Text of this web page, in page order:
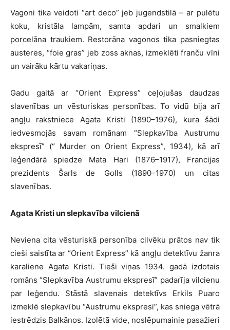
Vagoni tika veidoti “art deco” jeb jugendstilā – ar pulētu
koku, kristāla lampām, samta apdari un smalkiem
porcelāna traukiem. Restorāna vagonos tika pasniegtas
austeres, “foie gras” jeb zoss aknas, izmeklēti franču vīni
un vairāku kārtu vakariņas.
Gadu gaitā ar “Orient Express” ceļojušas daudzas
slavenības un vēsturiskas personības. To vidū bija arī
angļu rakstniece Agata Kristi (1890–1976), kura šādi
iedvesmojās savam romānam “Slepkavība Austrumu
ekspresī” (“ Murder on Orient Express”, 1934), kā arī
leģendārā spiedze Mata Hari (1876–1917), Francijas
prezidents Šarls de Golls (1890–1970) un citas
slavenības.
Agata Kristi un slepkavība vilcienā
Neviena cita vēsturiskā personība cilvēku prātos nav tik
cieši saistīta ar “Orient Express” kā angļu detektīvu žanra
karaliene Agata Kristi. Tieši viņas 1934. gadā izdotais
romāns “Slepkavība Austrumu ekspresī” padarīja vilcienu
par leģendu. Stāstā slavenais detektīvs Erkils Puaro
izmeklē slepkavību “Austrumu ekspresī”, kas sniega vētrā
iestrēdzis Balkānos. Izolētā vide, noslēpumainie pasažieri